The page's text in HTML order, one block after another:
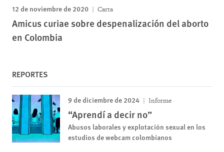
12 de noviembre de 2020 Carta
Amicus curiae sobre despenalización del aborto
en Colombia
REPORTES
9 de diciembre de 2024 Informe
“Aprendí a decir no”
Abusos laborales y explotación sexual en los
estudios de webcam colombianos